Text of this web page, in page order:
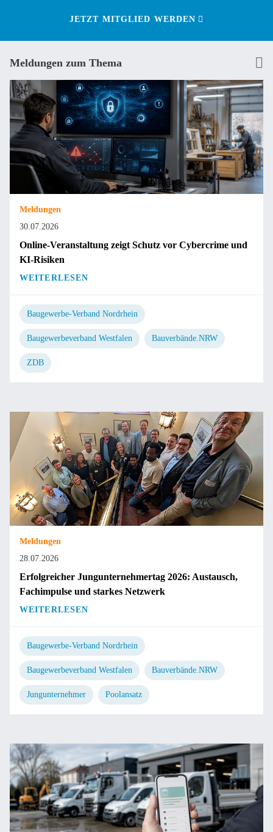
JETZT MITGLIED WERDEN
Meldungen zum Thema
Meldungen
30.07.2026
Online-Veranstaltung zeigt Schutz vor Cybercrime und
KI-Risiken
WEITERLESEN
Baugewerbe-Verband Nordrhein
Baugewerbeverband Westfalen Bauverbände.NRW
ZDB
Meldungen
28.07.2026
Erfolgreicher Jungunternehmertag 2026: Austausch,
Fachimpulse und starkes Netzwerk
WEITERLESEN
Baugewerbe-Verband Nordrhein
Baugewerbeverband Westfalen Bauverbände.NRW
Jungunternehmer Poolansatz